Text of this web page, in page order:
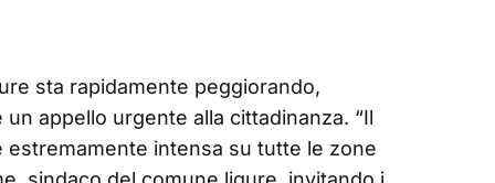
sta rapidamente peggiorando,
appello urgente alla cittadinanza. “Il
estremamente intensa su tutte le zone